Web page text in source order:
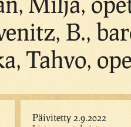
B.,
Tahvo,
Päivitetty 2.9.2022